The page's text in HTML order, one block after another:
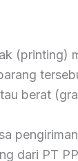
(printing)
berat
dari PT